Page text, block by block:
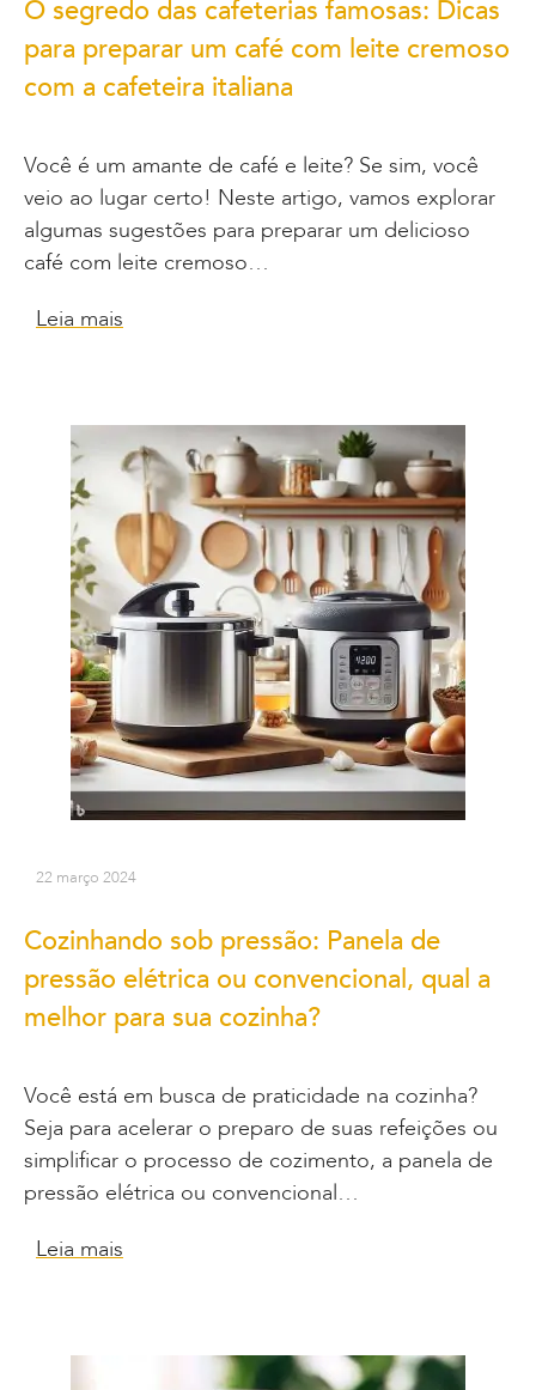
O segredo das cafeterias famosas: Dicas
para preparar um café com leite cremoso
com a cafeteira italiana
Você é um amante de café e leite? Se sim, você
veio ao lugar certo! Neste artigo, vamos explorar
algumas sugestões para preparar um delicioso
café com leite cremoso…
Leia mais
22 março 2024
Cozinhando sob pressão: Panela de
pressão elétrica ou convencional, qual a
melhor para sua cozinha?
Você está em busca de praticidade na cozinha?
Seja para acelerar o preparo de suas refeições ou
simplificar o processo de cozimento, a panela de
pressão elétrica ou convencional…
Leia mais